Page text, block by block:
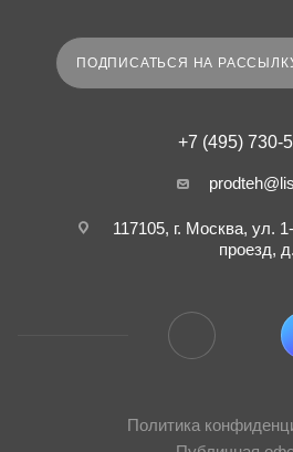
ПОДПИСАТЬСЯ НА
+7 (495) 730-
117105, г. Москва, ул.
проезд,
Политика